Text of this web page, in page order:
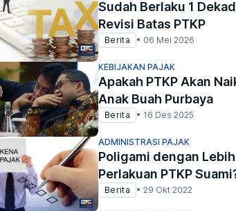
Sudah Berlaku 1
Revisi Batas PTKP
Berita • 06 Mei 2026
KEBIJAKAN PAJAK
Apakah PTKP Akan
Anak Buah Purbaya
Berita • 16 Des 2025
ADMINISTRASI PAJAK
Poligami dengan
Perlakuan PTKP
Berita • 29 Okt 2022